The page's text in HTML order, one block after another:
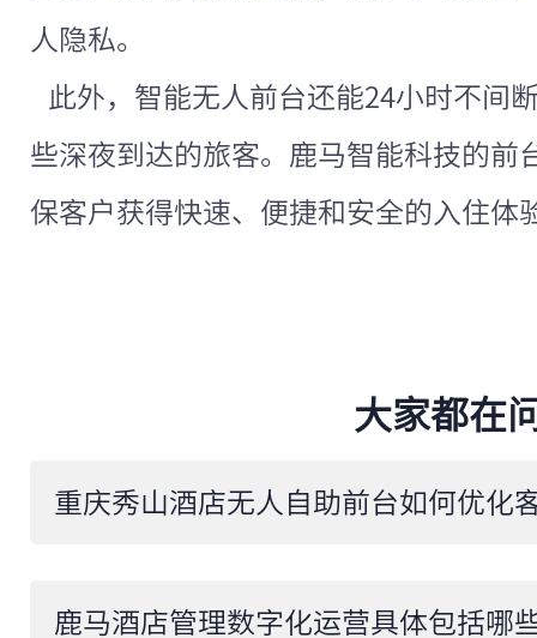
人隐私。
此外，智能无人前台还能24小时不间
些深夜到达的旅客。鹿马智能科技的前
保客户获得快速、便捷和安全的入住体
大家都在
鹿马酒店管理数字化运营具体包括哪